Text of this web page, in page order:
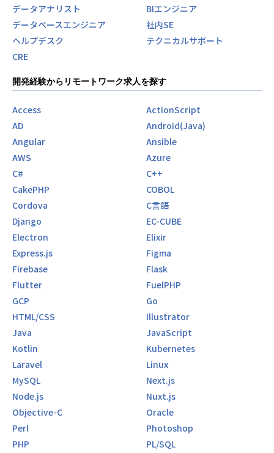
データアナリスト
BIエンジニア
データベースエンジニア
社内SE
ヘルプデスク
テクニカルサポート
CRE
開発経験からリモートワーク求人を探す
Access
ActionScript
AD
Android(Java)
Angular
Ansible
AWS
Azure
C#
C++
CakePHP
COBOL
Cordova
C言語
Django
EC-CUBE
Electron
Elixir
Express.js
Figma
Firebase
Flask
Flutter
FuelPHP
GCP
Go
HTML/CSS
Illustrator
Java
JavaScript
Kotlin
Kubernetes
Laravel
Linux
MySQL
Next.js
Node.js
Nuxt.js
Objective-C
Oracle
Perl
Photoshop
PHP
PL/SQL